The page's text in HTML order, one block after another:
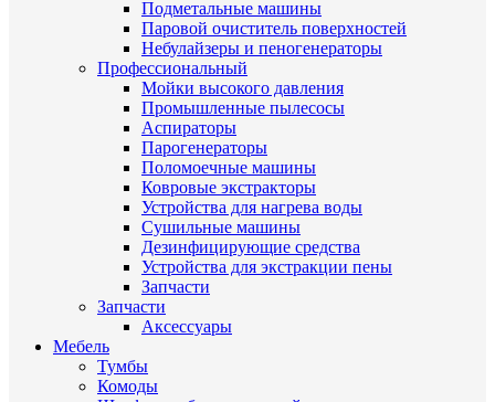
Подметальные машины
Паровой очиститель поверхностей
Небулайзеры и пеногенераторы
Профессиональный
Мойки высокого давления
Промышленные пылесосы
Аспираторы
Парогенераторы
Поломоечные машины
Ковровые экстракторы
Устройства для нагрева воды
Сушильные машины
Дезинфицирующие средства
Устройства для экстракции пены
Запчасти
Запчасти
Аксессуары
Мебель
Тумбы
Комоды